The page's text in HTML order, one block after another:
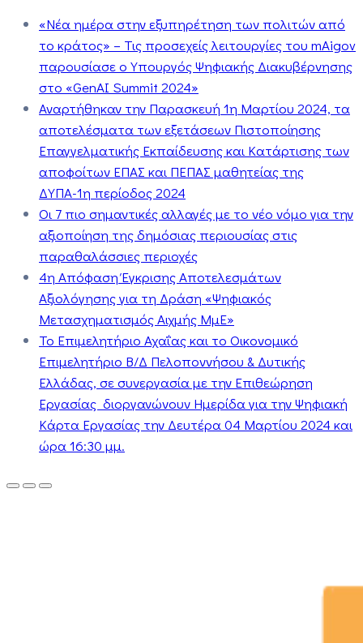
«Νέα ημέρα στην εξυπηρέτηση των πολιτών από
το κράτος» – Τις προσεχείς λειτουργίες του mAigov
παρουσίασε ο Υπουργός Ψηφιακής Διακυβέρνησης
στο «GenAI Summit 2024»
Αναρτήθηκαν την Παρασκευή 1η Μαρτίου 2024, τα
αποτελέσματα των εξετάσεων Πιστοποίησης
Επαγγελματικής Εκπαίδευσης και Κατάρτισης των
αποφοίτων ΕΠΑΣ και ΠΕΠΑΣ μαθητείας της
ΔΥΠΑ-1η περίοδος 2024
Οι 7 πιο σημαντικές αλλαγές με το νέο νόμο για την
αξιοποίηση της δημόσιας περιουσίας στις
παραθαλάσσιες περιοχές
4η Απόφαση Έγκρισης Αποτελεσμάτων
Αξιολόγησης για τη Δράση «Ψηφιακός
Μετασχηματισμός Αιχμής ΜμΕ»
Το Επιμελητήριο Αχαΐας και το Οικονομικό
Επιμελητήριο Β/Δ Πελοποννήσου & Δυτικής
Ελλάδας, σε συνεργασία με την Επιθεώρηση
Εργασίας διοργανώνουν Ημερίδα για την Ψηφιακή
Κάρτα Εργασίας την Δευτέρα 04 Μαρτίου 2024 και
ώρα 16:30 μμ.